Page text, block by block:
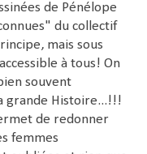
de Pénélope
du collectif
mais sous
à tous! On
souvent
grande Histoire...!!!
de redonner
femmes